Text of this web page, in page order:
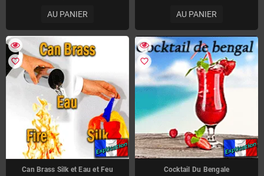
AU PANIER AU PANIER
favorite_border
Can Brass Silk et Eau et Feu
favorite_border
Cocktail Du Bengale